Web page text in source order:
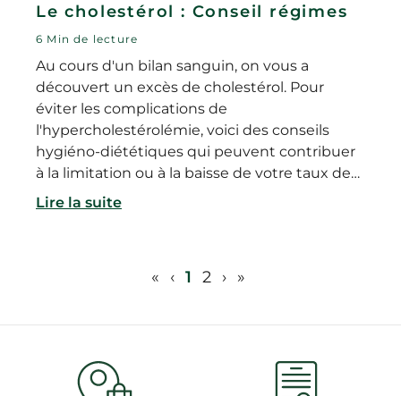
Le cholestérol : Conseil régimes
6 Min de lecture
Au cours d'un bilan sanguin, on vous a
découvert un excès de cholestérol. Pour
éviter les complications de
l'hypercholestérolémie, voici des conseils
hygiéno-diététiques qui peuvent contribuer
à la limitation ou à la baisse de votre taux de
cholestérol dans le sang.
Lire la suite
« ‹ 1 2 › »